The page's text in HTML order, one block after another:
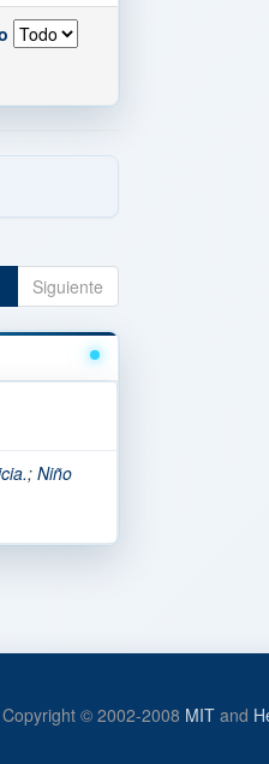
Siguiente
; Niño
Copyright © 2002-2008 MIT and